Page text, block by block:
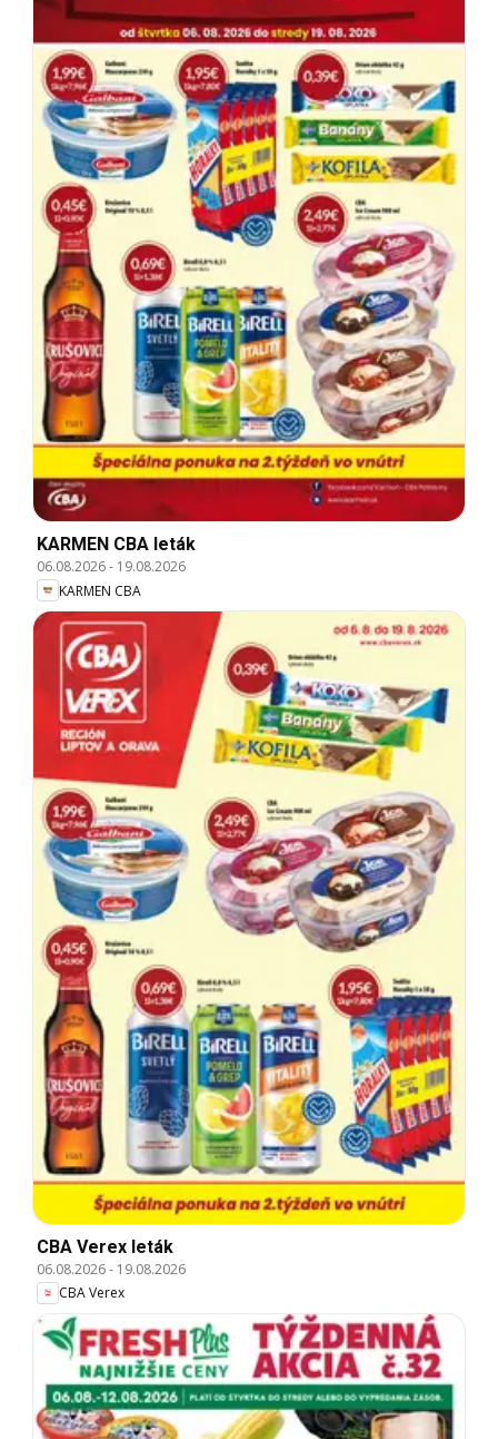
KARMEN CBA leták
06.08.2026- 19.08.2026
KARMEN CBA
CBA Verex leták
06.08.2026- 19.08.2026
CBA Verex